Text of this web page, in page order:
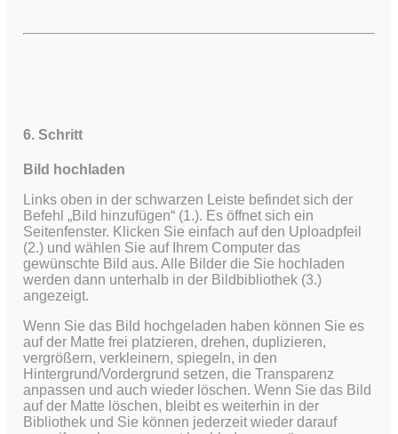
6. Schritt
Bild hochladen
Links oben in der schwarzen Leiste befindet sich der
Befehl „Bild hinzufügen“ (1.). Es öffnet sich ein
Seitenfenster. Klicken Sie einfach auf den Uploadpfeil
(2.) und wählen Sie auf Ihrem Computer das
gewünschte Bild aus. Alle Bilder die Sie hochladen
werden dann unterhalb in der Bildbibliothek (3.)
angezeigt.
Wenn Sie das Bild hochgeladen haben können Sie es
auf der Matte frei platzieren, drehen, duplizieren,
vergrößern, verkleinern, spiegeln, in den
Hintergrund/Vordergrund setzen, die Transparenz
anpassen und auch wieder löschen. Wenn Sie das Bild
auf der Matte löschen, bleibt es weiterhin in der
Bibliothek und Sie können jederzeit wieder darauf